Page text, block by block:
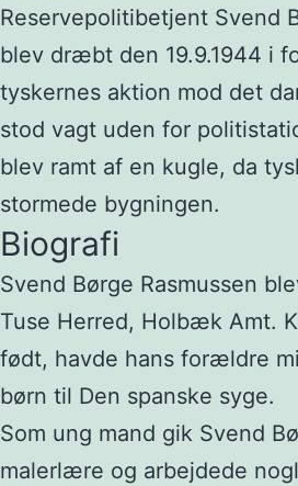
Reservepolitibetjent Svend
blev dræbt den 19.9.1944 i
tyskernes aktion mod det
stod vagt uden for
blev ramt af en kugle, da
stormede bygningen.
Biografi
Svend Børge Rasmussen
Tuse Herred, Holbæk Amt.
født, havde hans forældre
børn til Den spanske syge.
Som ung mand gik Svend
malerlære og arbejdede